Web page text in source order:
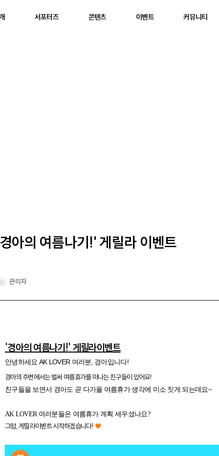
서포터즈 콘텐츠 이벤트 커뮤니티
아의 여름나기!' 게릴라 이벤트
관리자
'경아의 여름나기!' 게릴라이벤트
안녕하세요 AK LOVER 여러분, 경아입니다!
경아의 주변에서는 벌써 여름휴가를 떠나는 친구들이 있어요!
친구들을 보면서 경아도 곧 다가올 여름휴가 생각에 미소 짓게 되는데요~
AK LOVER 여러분들은 여름휴가 계획 세우셨나요?
그럼, 게릴라이벤트 시작하겠습니다! ♥